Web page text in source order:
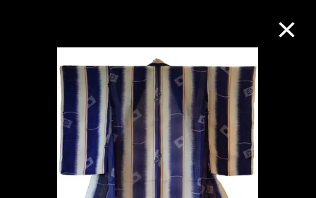
M+藏品
進一步篩選